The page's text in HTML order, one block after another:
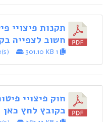
תקנות פיצויי
חשוב לצפייה
301.10 KB
חוק פיצויי
בקובץ לחץ כאן